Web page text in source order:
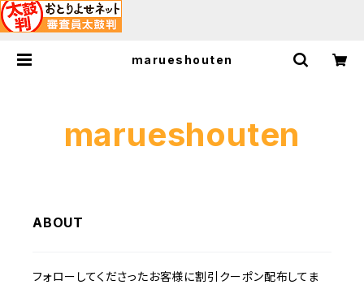
marueshouten
marueshouten
ABOUT
フォローしてくださったお客様に割引クーポン配布してま